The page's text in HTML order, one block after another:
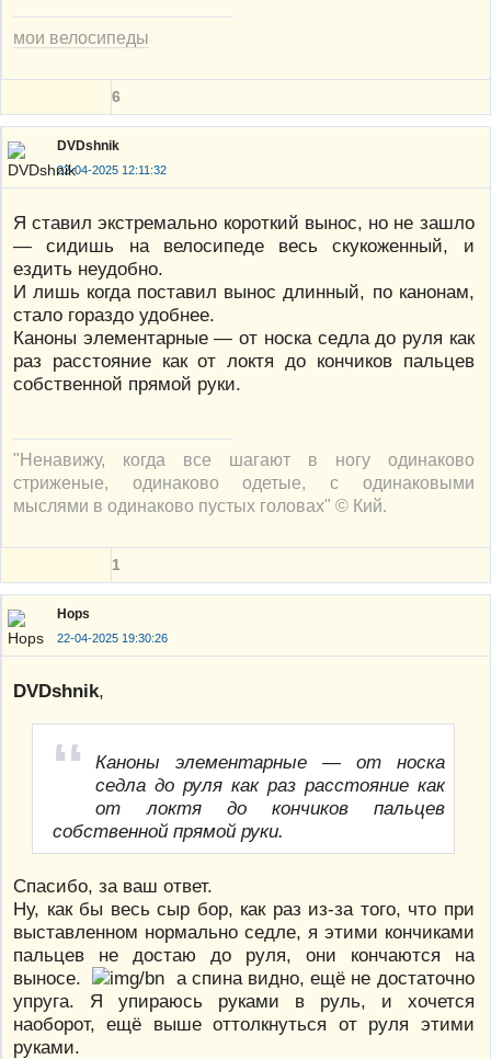
мои велосипеды
6
DVDshnik
22-04-2025 12:11:32
Я ставил экстремально короткий вынос, но не зашло
— сидишь на велосипеде весь скукоженный, и
ездить неудобно.
И лишь когда поставил вынос длинный, по канонам,
стало гораздо удобнее.
Каноны элементарные — от носка седла до руля как
раз расстояние как от локтя до кончиков пальцев
собственной прямой руки.
"Ненавижу, когда все шагают в ногу одинаково
стриженые, одинаково одетые, с одинаковыми
мыслями в одинаково пустых головах" © Кий.
1
Hops
22-04-2025 19:30:26
DVDshnik,
Каноны элементарные — от носка
седла до руля как раз расстояние как
от локтя до кончиков пальцев
собственной прямой руки.
Спасибо, за ваш ответ.
Ну, как бы весь сыр бор, как раз из-за того, что при
выставленном нормально седле, я этими кончиками
пальцев не достаю до руля, они кончаются на
выносе.
а спина видно, ещё не достаточно
упруга. Я упираюсь руками в руль, и хочется
наоборот, ещё выше оттолкнуться от руля этими
руками.